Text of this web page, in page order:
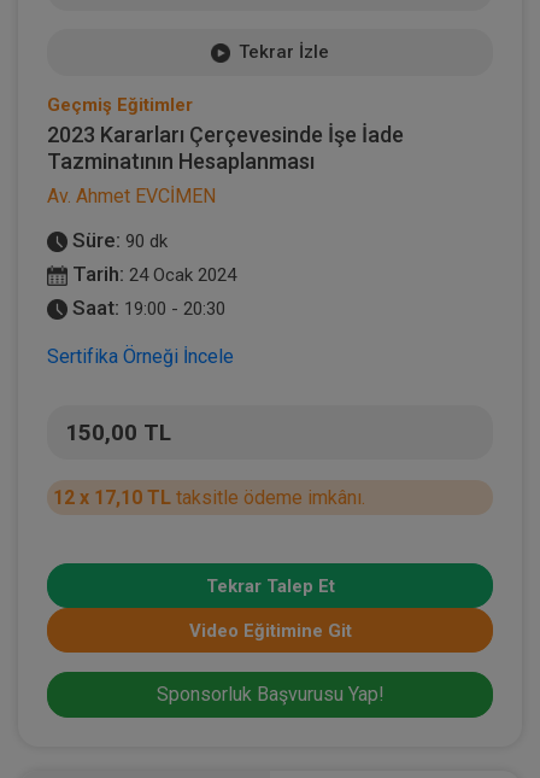
Tekrar İzle
Geçmiş Eğitimler
2023 Kararları Çerçevesinde İşe İade
Tazminatının Hesaplanması
Av. Ahmet EVCİMEN
Süre: 90 dk
Tarih: 24 Ocak 2024
Saat: 19:00 - 20:30
Sertifika Örneği İncele
150,00 TL
12 x 17,10 TL taksitle ödeme imkânı.
Tekrar Talep Et
Video Eğitimine Git
Sponsorluk Başvurusu Yap!